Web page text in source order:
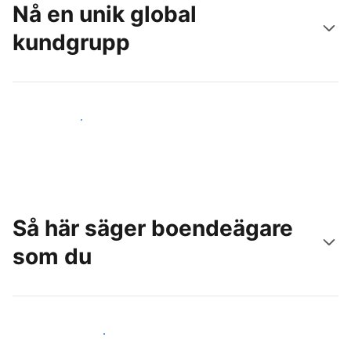
Nå en unik global
kundgrupp
Nå nya gäster idag
Så här säger boendeägare
som du
Anslut dig till andra värdar